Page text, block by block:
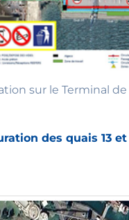
sur le Terminal de
des quais 13